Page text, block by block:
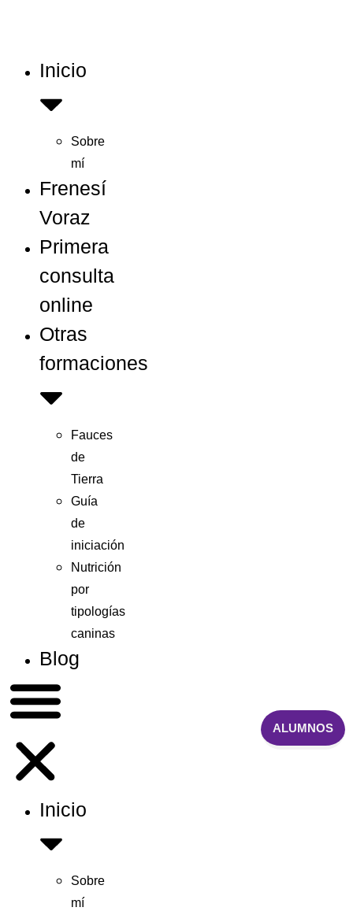
Inicio
Sobre
mí
Frenesí
Voraz
Primera
consulta
online
Otras
formaciones
Fauces
de
Tierra
Guía
de
iniciación
Nutrición
por
tipologías
caninas
Blog
Inicio
Sobre
mí
ALUMNOS